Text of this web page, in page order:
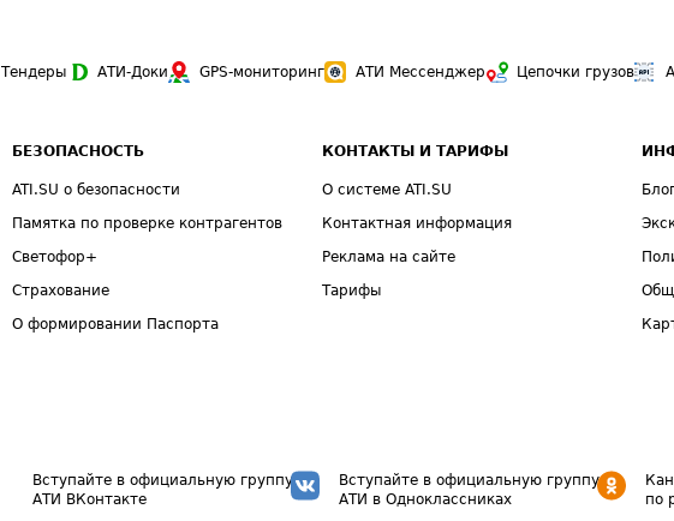
Тендеры АТИ-Доки GPS-мониторинг АТИ Мессенджер Цепочки грузов
БЕЗОПАСНОСТЬ
ATI.SU о безопасности
Памятка по проверке контрагентов
Светофор+
Страхование
О формировании Паспорта
КОНТАКТЫ И ТАРИФЫ
О системе ATI.SU
Контактная информация
Реклама на сайте
Тарифы
Вступайте в официальную группу
АТИ ВКонтакте
Вступайте в официальную группу
АТИ в Одноклассниках
по